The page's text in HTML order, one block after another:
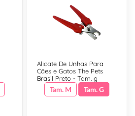
Alicate De Unhas Para
Cães e Gatos The Pets
Brasil Preto - Tam. g
Tam. M Tam. G